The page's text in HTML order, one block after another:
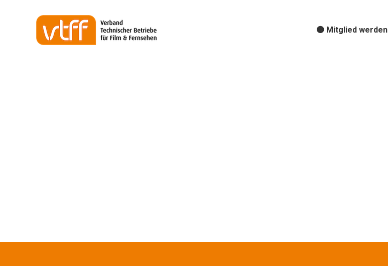
🟠 Mitglied werden